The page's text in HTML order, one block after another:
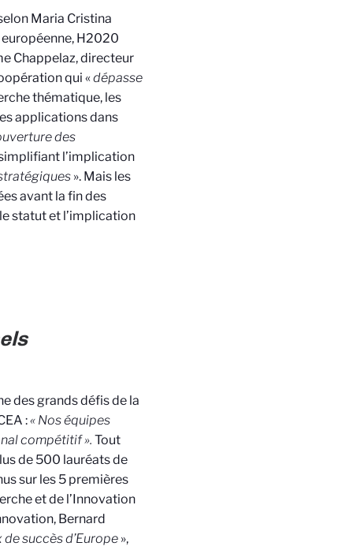
Maria Cristina
H2020
Chappelaz, directeur
qui «dépasse
thématique, les
applications dans
des
l’implication
». Mais les
avant la fin des
statut et l’implication
des grands défis de la
:« Nos équipes
compétitif ». Tout
de 500 lauréats de
sur les 5 premières
et de l’Innovation
Bernard
succès d’Europe»,